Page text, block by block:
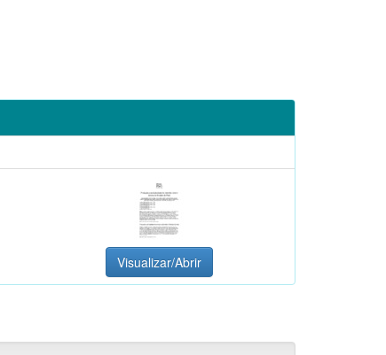
Visualizar/Abrir